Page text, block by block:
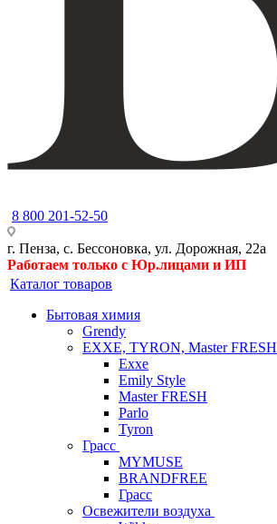
8 800 201-52-50
г. Пенза, с. Бессоновка, ул. Дорожная, 22а
Работаем только с Юр.лицами и ИП
Каталог товаров
Бытовая химия
Grendy
EXXE, TYRON, Master FRESH
Exxe
Emily Style
Master FRESH
Parlo
Tyron
Грасс
MYMUSE
BRANDFREE
Грасс
Освежители воздуха